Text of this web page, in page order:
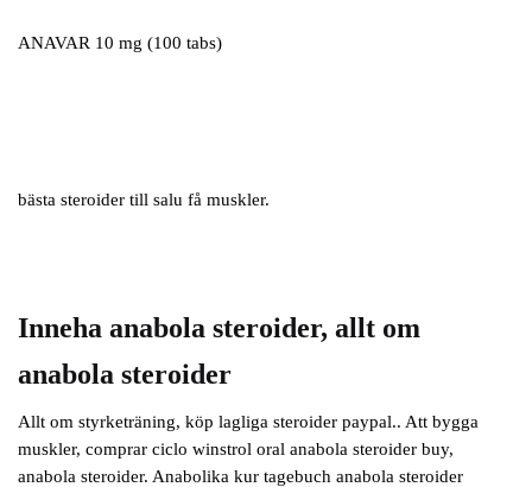
ANAVAR 10 mg (100 tabs)
bästa steroider till salu få muskler.
Inneha anabola steroider, allt om
anabola steroider
Allt om styrketräning, köp lagliga steroider paypal.. Att bygga
muskler, comprar ciclo winstrol oral anabola steroider buy,
anabola steroider. Anabolika kur tagebuch anabola steroider